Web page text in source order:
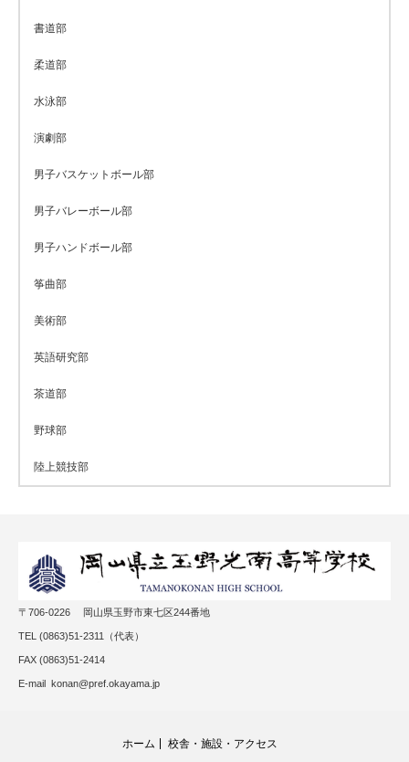
書道部
柔道部
水泳部
演劇部
男子バスケットボール部
男子バレーボール部
男子ハンドボール部
筝曲部
美術部
英語研究部
茶道部
野球部
陸上競技部
〒706-0226 岡山県玉野市東七区244番地
TEL (0863)51-2311（代表）
FAX (0863)51-2414
E-mail konan@pref.okayama.jp
ホーム 校舎・施設・アクセス